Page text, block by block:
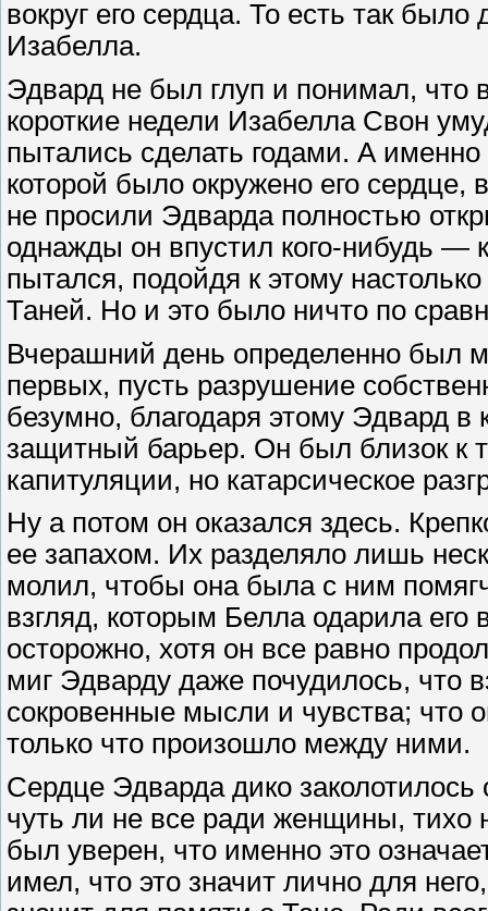
вокруг его сердца. То есть так
Изабелла.
Эдвард не был глуп и понимал, что
короткие недели Изабелла Свон
пытались сделать годами. А
которой было окружено его сердце,
не просили Эдварда полностью
однажды он впустил кого-нибудь —
пытался, подойдя к этому
Таней. Но и это было ничто по
Вчерашний день определенно был
первых, пусть разрушение
безумно, благодаря этому Эдвард
защитный барьер. Он был близок к
капитуляции, но катарсическое
Ну а потом он оказался здесь.
ее запахом. Их разделяло лишь
молил, чтобы она была с ним
взгляд, которым Белла одарила его
осторожно, хотя он все равно
миг Эдварду даже почудилось, что
сокровенные мысли и чувства; что
только что произошло между ними.
Сердце Эдварда дико заколотилось
чуть ли не все ради женщины,
был уверен, что именно это
имел, что это значит лично для